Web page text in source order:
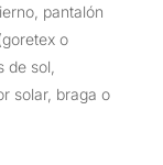
pantalón
o
sol,
solar, braga o